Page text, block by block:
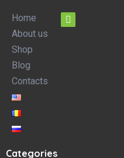
Home
About us
Shop
Blog
Contacts
Categories